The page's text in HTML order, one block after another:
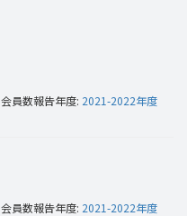
会員数報告年度: 2021-2022年度
会員数報告年度: 2021-2022年度